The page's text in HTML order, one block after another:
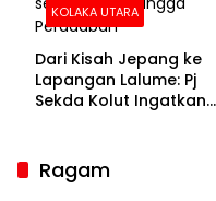
KOLAKA UTARA
Dari Kisah Jepang ke
Lapangan Lalume: Pj
Sekda Kolut Ingatkan
Ragam
Sekda Kolaka Utara